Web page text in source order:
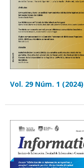
Vol. 29 Núm. 1 (2024)